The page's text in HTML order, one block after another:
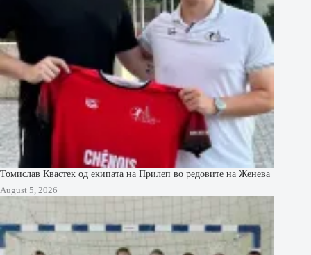
Томислав Квастек од екипата на Прилеп во редовите на Женева
August 5, 2026